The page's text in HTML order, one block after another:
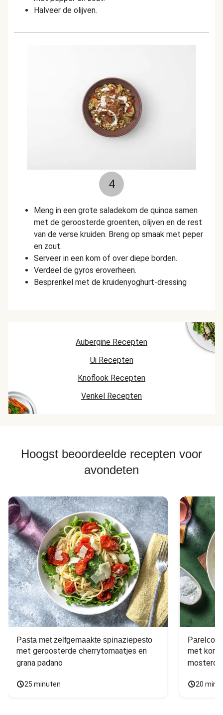
Halveer de olijven.
4
Meng in een grote saladekom de quinoa samen
met de geroosterde groenten, olijven en de rest
van de verse kruiden. Breng op smaak met peper
en zout.
Serveer in een kom of over diepe borden.
Verdeel de gyros eroverheen.
Besprenkel met de kruidenyoghurt-dressing
Aubergine Recepten
Ui Recepten
Knoflook Recepten
Venkel Recepten
Hoogst beoordeelde recepten voor
avondeten
Pasta met zelfgemaakte spinaziepesto
met geroosterde cherrytomaatjes en
grana padano
25 minuten
met
20